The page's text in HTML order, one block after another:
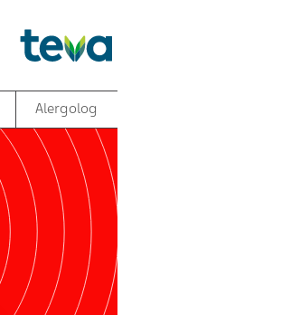
Alergolog